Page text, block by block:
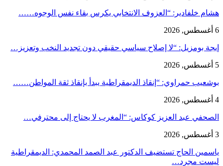
هشام خلفادير: “العزوف الانتخابي يكرس بقاء نفس الوجوه……
6 أغسطس, 2026
إيجة بومزيل: “لا إصلاح سياسي حقيقي دون تجديد النخب وتعزيز…
5 أغسطس, 2026
بوشعيب حمراوي: “إنقاذ الديمقراطية يبدأ بإنقاذ ثقة المواطن……
4 أغسطس, 2026
الصحفي عبد العزيز كوكاس: “المغرب لا يحتاج إلى محترفي…
3 أغسطس, 2026
ياسمين الحاج تستضيف الدكتور عبد الصمد المحمدي: الديمقراطية
ليست مجرد…